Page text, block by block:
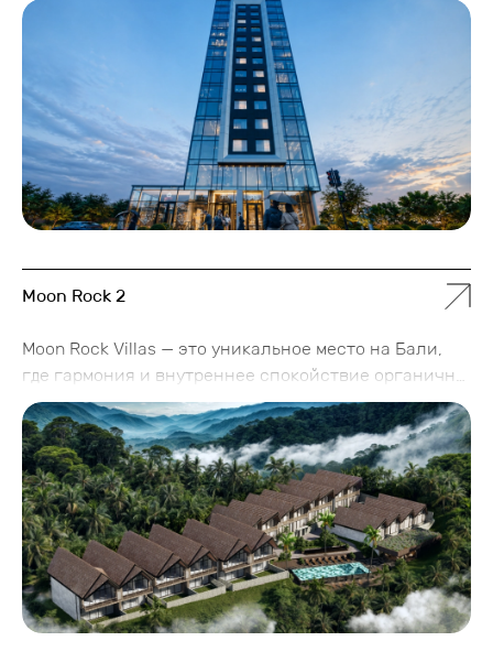
европейского города в концепте дизайна
гостиницы. Имеет собственный большой SPA-
комплекс с бассейном, массажной комнатой и
кабинетом для релакса, а также sky-ресторан с
украинской кухней, с которого открывается
невероятный вид на город.
Moon Rock 2
Moon Rock Villas — это уникальное место на Бали,
где гармония и внутреннее спокойствие органично
сочетаются с изысканным отдыхом мирового
уровня. Комплекс предлагает 18 бутиковых вилл
среди живописной тропической природы в одном из
самых престижных уголков острова — Убуде. Здесь
каждый гость ощущает атмосферу комфорта,
приватности и эксклюзивности, соответствующую
самым высоким стандартам современного
туристического сервиса.